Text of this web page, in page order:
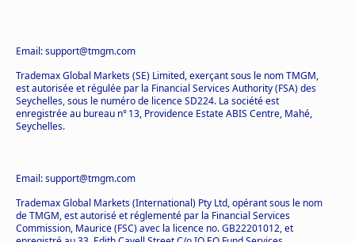
Email: support@tmgm.com
Trademax Global Markets (SE) Limited, exerçant sous le nom TMGM,
est autorisée et régulée par la Financial Services Authority (FSA) des
Seychelles, sous le numéro de licence SD224. La société est
enregistrée au bureau n° 13, Providence Estate ABIS Centre, Mahé,
Seychelles.
Email: support@tmgm.com
Trademax Global Markets (International) Pty Ltd, opérant sous le nom
de TMGM, est autorisé et réglementé par la Financial Services
Commission, Maurice (FSC) avec la licence no. GB22201012, et